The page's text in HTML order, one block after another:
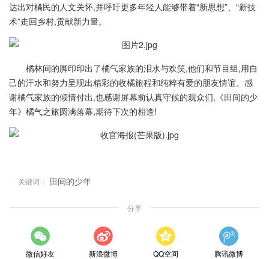
达出对橘民的人文关怀,并呼吁更多年轻人能够带着“新思想”、“新技
术”走回乡村,贡献新力量。
橘林间的脚印印出了橘气家族的泪水与欢笑,他们和节目组,用自
己的汗水和努力呈现出精彩的收橘旅程和纯粹有爱的朋友情谊。感
谢橘气家族的倾情付出,也感谢屏幕前认真守候的观众们,《田间的少
年》橘气之旅圆满落幕,期待下次的相逢!
关键词： 田间的少年
分享
微信好友 新浪微博 QQ空间 腾讯微博